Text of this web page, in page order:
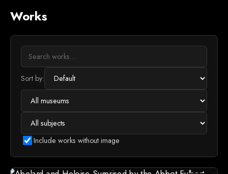
Works
Sort by:
Include works without image